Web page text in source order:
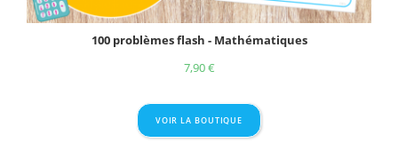
100 problèmes flash - Mathématiques
7,90€
VOIR LA BOUTIQUE